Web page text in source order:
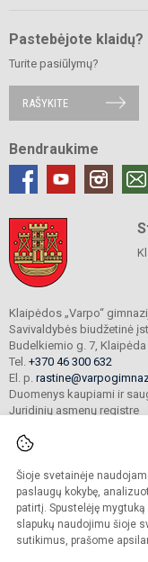
Šioje svetainėje
paslaugų kokybę,
patirtį. Spustelėję
slapukų naudojimu šioje
sutikimus, prašome
Pastebėjote klaidų?
Turite pasiūlymų?
RAŠYKITE
Bendraukime
Klaipėdos „Varpo“
Savivaldybės biudžetinė
Budelkiemio g. 7, Klaipėda
Tel. +370 46 300 632
El. p.
Duomenys kaupiami ir
Juridinių asmenų registre
© 2025. Klaipėdos
Kopijuoti turinį be raštiško